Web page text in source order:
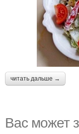
читать дальше →
Вас может